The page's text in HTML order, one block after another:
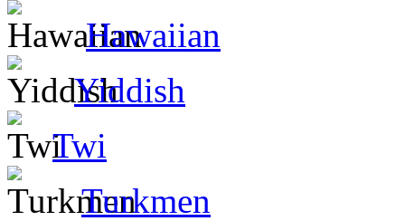
Hawaiian
Yiddish
Twi
Turkmen